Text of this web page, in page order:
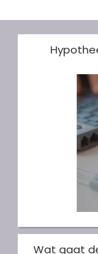
Wat gaat